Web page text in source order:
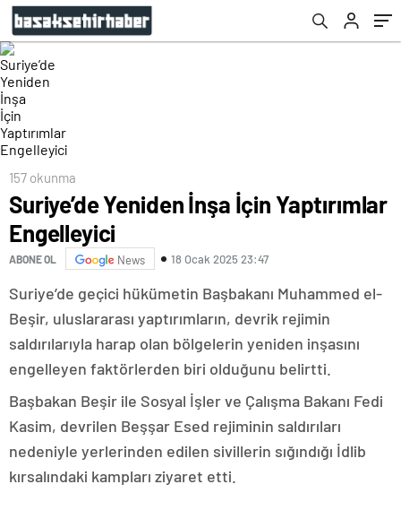
157 okunma
Suriye’de Yeniden İnşa İçin Yaptırımlar
Engelleyici
ABONE OL News 18 Ocak 2025 23:47
Suriye’de geçici hükümetin Başbakanı Muhammed el-
Beşir, uluslararası yaptırımların, devrik rejimin
saldırılarıyla harap olan bölgelerin yeniden inşasını
engelleyen faktörlerden biri olduğunu belirtti.
Başbakan Beşir ile Sosyal İşler ve Çalışma Bakanı Fedi
Kasim, devrilen Beşşar Esed rejiminin saldırıları
nedeniyle yerlerinden edilen sivillerin sığındığı İdlib
kırsalındaki kampları ziyaret etti.